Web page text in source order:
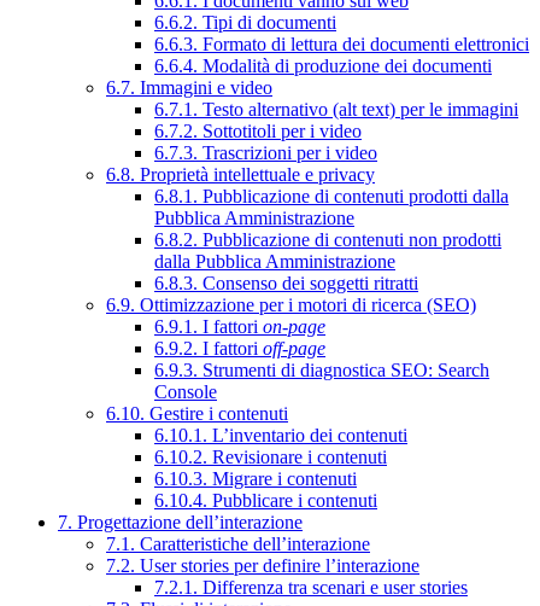
6.6.2. Tipi di documenti
6.6.3. Formato di lettura dei documenti elettronici
6.6.4. Modalità di produzione dei documenti
6.7. Immagini e video
6.7.1. Testo alternativo (alt text) per le immagini
6.7.2. Sottotitoli per i video
6.7.3. Trascrizioni per i video
6.8. Proprietà intellettuale e privacy
6.8.1. Pubblicazione di contenuti prodotti dalla
Pubblica Amministrazione
6.8.2. Pubblicazione di contenuti non prodotti
dalla Pubblica Amministrazione
6.8.3. Consenso dei soggetti ritratti
6.9. Ottimizzazione per i motori di ricerca (SEO)
6.9.1. I fattori on-page
6.9.2. I fattori off-page
6.9.3. Strumenti di diagnostica SEO: Search
Console
6.10. Gestire i contenuti
6.10.1. L’inventario dei contenuti
6.10.2. Revisionare i contenuti
6.10.3. Migrare i contenuti
6.10.4. Pubblicare i contenuti
7. Progettazione dell’interazione
7.1. Caratteristiche dell’interazione
7.2. User stories per definire l’interazione
7.2.1. Differenza tra scenari e user stories